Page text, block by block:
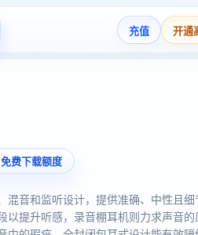
充值 开通
费下载额度
混音和监听设计，提供准确、中性且
以提升听感，录音棚耳机则力求声音